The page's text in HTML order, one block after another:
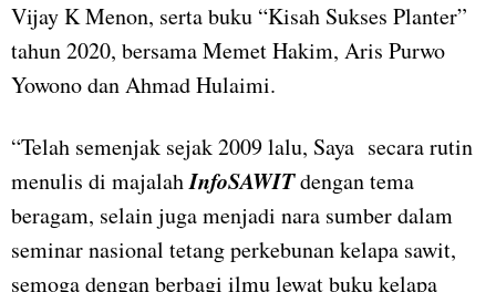
Vijay K Menon, serta buku “Kisah Sukses Planter”
tahun 2020, bersama Memet Hakim, Aris Purwo
Yowono dan Ahmad Hulaimi.
“Telah semenjak sejak 2009 lalu, Saya secara rutin
menulis di majalahInfoSAWITdengan tema
beragam, selain juga menjadi nara sumber dalam
seminar nasional tetang perkebunan kelapa sawit,
semoga dengan berbagi ilmu lewat buku kelapa